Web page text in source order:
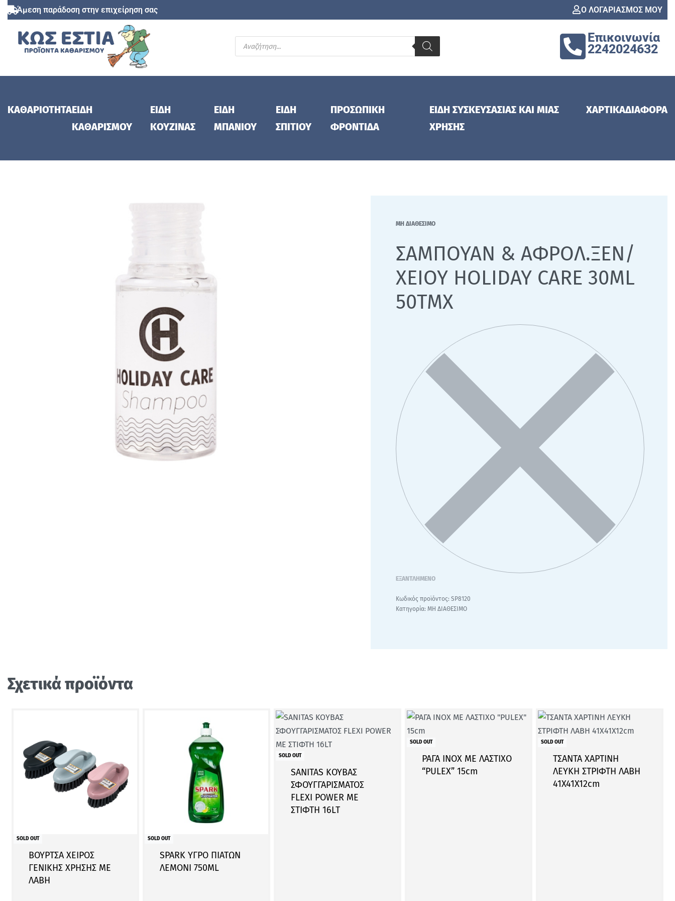
Άμεση παράδοση στην επιχείρηση σας Ο ΛΟΓΑΡΙΑΣΜΟΣ ΜΟΥ
Επικοινωνία
2242024632
ΚΑΘΑΡΙΟΤΗΤΑΕΙΔΗ
ΚΑΘΑΡΙΣΜΟΥ
ΕΙΔΗ
ΚΟΥΖΙΝΑΣ
ΕΙΔΗ
ΜΠΑΝΙΟΥ
ΕΙΔΗ
ΣΠΙΤΙΟΥ
ΠΡΟΣΩΠΙΚΗ
ΦΡΟΝΤΙΔΑ
ΕΙΔΗ ΣΥΣΚΕΥΣΑΣΙΑΣ ΚΑΙ ΜΙΑΣ
ΧΡΗΣΗΣ
ΧΑΡΤΙΚΑΔΙΑΦΟΡΑ
ΜΗ ΔΙΑΘΕΣΙΜΟ
ΣΑΜΠΟΥΑΝ & ΑΦΡΟΛ.ΞΕΝ/
ΧΕΙΟΥ HOLIDAY CARE 30ML
50ΤΜΧ
ΕΞΑΝΤΛΗΜΈΝΟ
SP8120
Κατηγορία: ΜΗ ΔΙΑΘΕΣΙΜΟ
Σχετικά προϊόντα
SOLD OUT
ΒΟΥΡΤΣΑ ΧΕΙΡΟΣ
ΓΕΝΙΚΗΣ ΧΡΗΣΗΣ ΜΕ
ΛΑΒΗ
SOLD OUT
SPARK ΥΓΡΟ ΠΙΑΤΩΝ
ΛΕΜΟΝΙ 750ML
SOLD OUT
SANITAS ΚΟΥΒΑΣ
ΣΦΟΥΓΓΑΡΙΣΜΑΤΟΣ
FLEXI POWER ΜΕ
ΣΤΙΦΤΗ 16LT
SOLD OUT
ΡΑΓΑ INOX ΜΕ ΛΑΣΤΙΧΟ
“PULEX” 15cm
SOLD OUT
ΤΣΑΝΤΑ ΧΑΡΤΙΝΗ
ΛΕΥΚΗ ΣΤΡΙΦΤΗ ΛΑΒΗ
41Χ41Χ12cm